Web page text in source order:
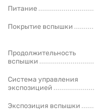
Питание
Покрытие вспышки
Продолжительность
вспышки
Система управления
экспозицией
Экспозиция вспышки